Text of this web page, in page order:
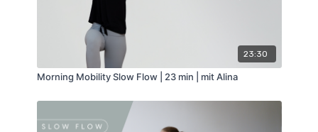
23:30
Morning Mobility Slow Flow | 23 min | mit Alina